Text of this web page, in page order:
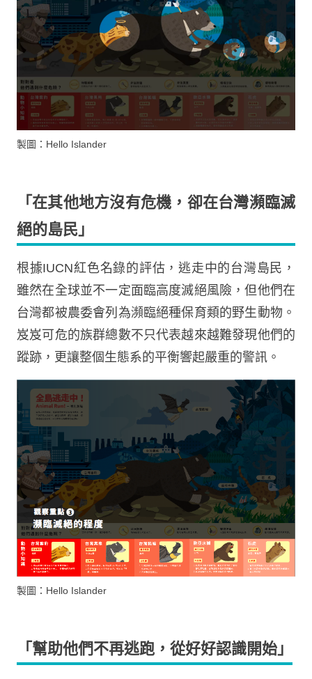
製圖：Hello Islander
「 在其他地方沒有危機，卻在台灣瀕臨滅
絕的島民 」
根據IUCN紅色名錄的評估，逃走中的台灣島民，
雖然在全球並不一定面臨高度滅絕風險，但他們在
台灣都被農委會列為瀕臨絕種保育類的野生動物。
岌岌可危的族群總數不只代表越來越難發現他們的
蹤跡，更讓整個生態系的平衡響起嚴重的警訊。
製圖：Hello Islander
「 幫助他們不再逃跑，從好好認識開始 」